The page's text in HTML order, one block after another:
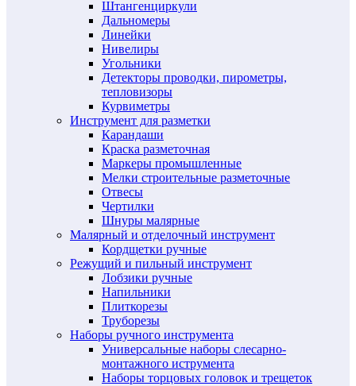
Штангенциркули
Дальномеры
Линейки
Нивелиры
Угольники
Детекторы проводки, пирометры,
тепловизоры
Курвиметры
Инструмент для разметки
Карандаши
Краска разметочная
Маркеры промышленные
Мелки строительные разметочные
Отвесы
Чертилки
Шнуры малярные
Малярный и отделочный инструмент
Кордщетки ручные
Режущий и пильный инструмент
Лобзики ручные
Напильники
Плиткорезы
Труборезы
Наборы ручного инструмента
Универсальные наборы слесарно-
монтажного иструмента
Наборы торцовых головок и трещеток